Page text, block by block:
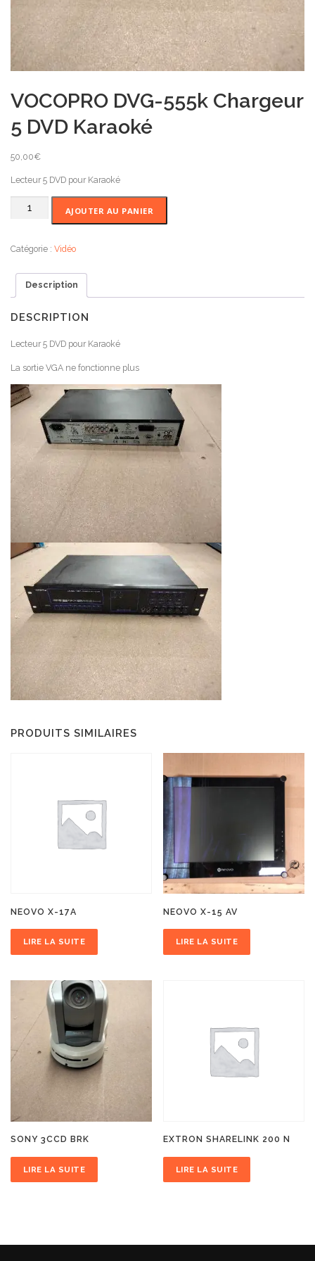
VOCOPRO DVG-555k Chargeur
5 DVD Karaoké
50,00€
Lecteur 5 DVD pour Karaoké
DVG-
Chargeur
DVD
Karaoké
AJOUTER AU PANIER
Catégorie : Vidéo
Description
DESCRIPTION
Lecteur 5 DVD pour Karaoké
La sortie VGA ne fonctionne plus
PRODUITS SIMILAIRES
NEOVO X-17A
LIRE LA SUITE
NEOVO X-15 AV
LIRE LA SUITE
SONY 3CCD BRK
LIRE LA SUITE
EXTRON SHARELINK 200 N
LIRE LA SUITE